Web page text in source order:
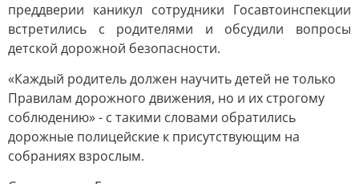
преддверии каникул сотрудники Госавтоинспекции
встретились с родителями и обсудили вопросы
детской дорожной безопасности.
«Каждый родитель должен научить детей не только
Правилам дорожного движения, но и их строгому
соблюдению» - с такими словами обратились
дорожные полицейские к присутствующим на
собраниях взрослым.